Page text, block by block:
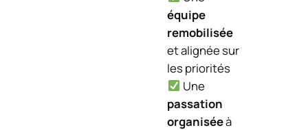
équipe
remobilisée
et alignée sur
les priorités
Une
passation
organiséeà